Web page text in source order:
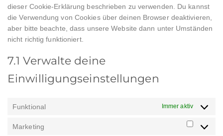
dieser Cookie-Erklärung beschrieben zu verwenden. Du kannst
die Verwendung von Cookies über deinen Browser deaktivieren,
aber bitte beachte, dass unsere Website dann unter Umständen
nicht richtig funktioniert.
7.1 Verwalte deine
Einwilligungseinstellungen
Funktional Immer aktiv
Marketing